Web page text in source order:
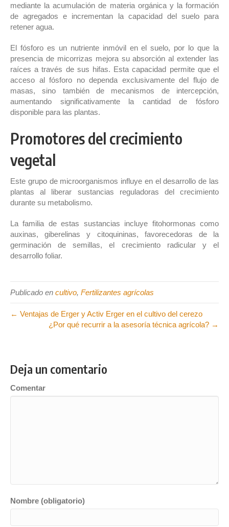
mediante la acumulación de materia orgánica y la formación
de agregados e incrementan la capacidad del suelo para
retener agua.
El fósforo es un nutriente inmóvil en el suelo, por lo que la
presencia de micorrizas mejora su absorción al extender las
raíces a través de sus hifas. Esta capacidad permite que el
acceso al fósforo no dependa exclusivamente del flujo de
masas, sino también de mecanismos de intercepción,
aumentando significativamente la cantidad de fósforo
disponible para las plantas.
Promotores del crecimiento
vegetal
Este grupo de microorganismos influye en el desarrollo de las
plantas al liberar sustancias reguladoras del crecimiento
durante su metabolismo.
La familia de estas sustancias incluye fitohormonas como
auxinas, giberelinas y citoquininas, favorecedoras de la
germinación de semillas, el crecimiento radicular y el
desarrollo foliar.
Publicado en cultivo, Fertilizantes agrícolas
← Ventajas de Erger y Activ Erger en el cultivo del cerezo
¿Por qué recurrir a la asesoría técnica agrícola? →
Deja un comentario
Comentar
Nombre (obligatorio)